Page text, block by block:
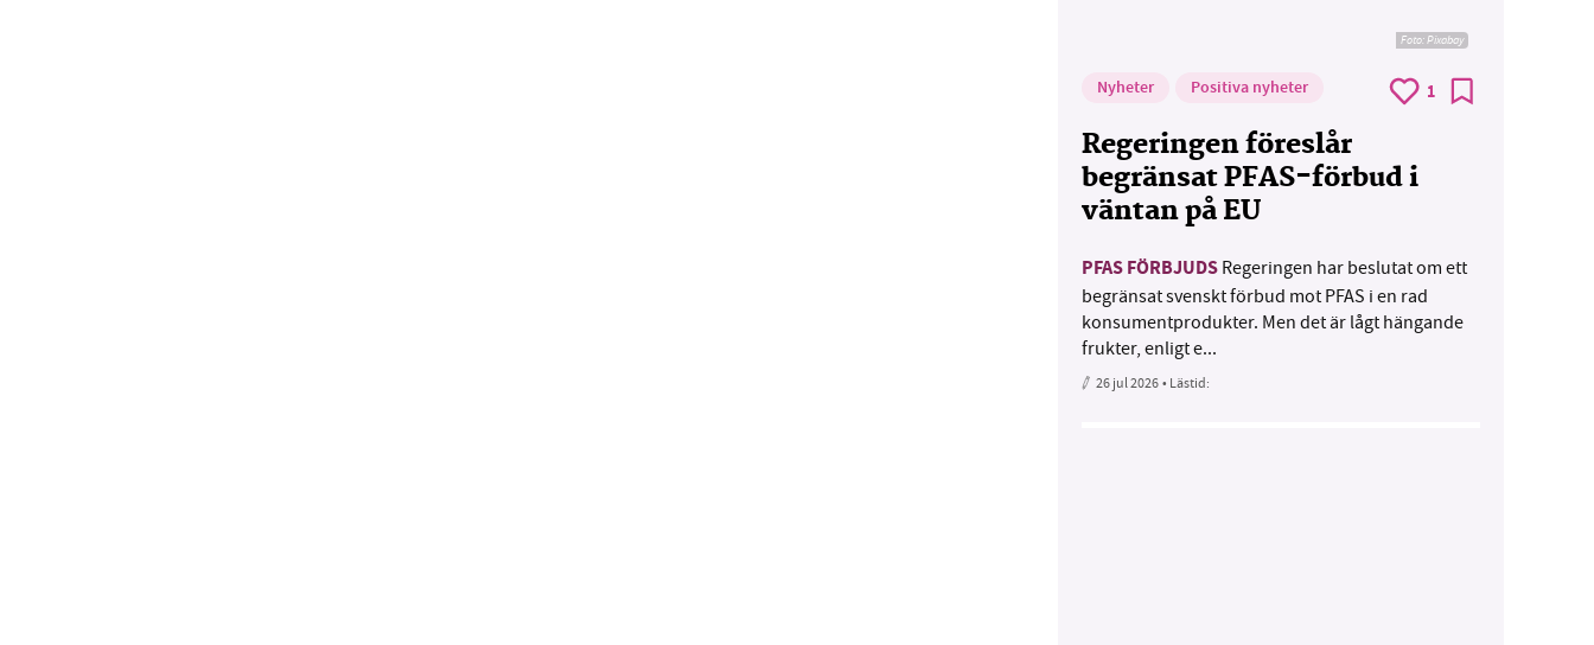
Foto:Pixabay
Nyheter Positiva nyheter 1
Regeringen föreslår
begränsat PFAS-förbud i
väntan på EU
PFAS FÖRBJUDS Regeringen har beslutat om ett
begränsat svenskt förbud mot PFAS i en rad
konsumentprodukter. Men det är lågt hängande
frukter, enligt e...
26 jul 2026• Lästid: